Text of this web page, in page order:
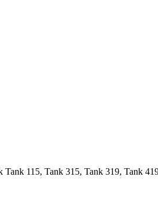
115, Tank 315, Tank 319, Tank